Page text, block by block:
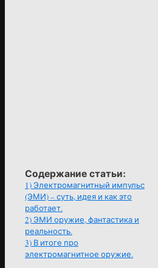
Содержание статьи:
1)Электромагнитный импульс
(ЭМИ) – суть, идея и как это
работает.
2)ЭМИ оружие, фантастика и
реальность.
3) В итоге про
электромагнитное оружие.